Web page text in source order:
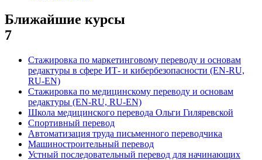
Ближайшие курсы
7
Стажировка по маркетинговому переводу и основам
редактуры в сфере ИТ- и кибербезопасности (EN-RU,
RU-EN)
Стажировка по медицинскому переводу и основам
редактуры (EN-RU, RU-EN)
Школа медицинского перевода Ольги Гиляревской
Спортивный перевод
Автоматизация труда письменного переводчика
Машиностроительный перевод
Устный последовательный перевод для начинающих